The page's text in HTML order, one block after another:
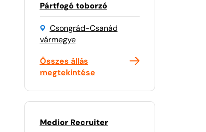
Pártfogó toborzó
Csongrád-Csanád
vármegye
Összes állás
megtekintése
Medior Recruiter